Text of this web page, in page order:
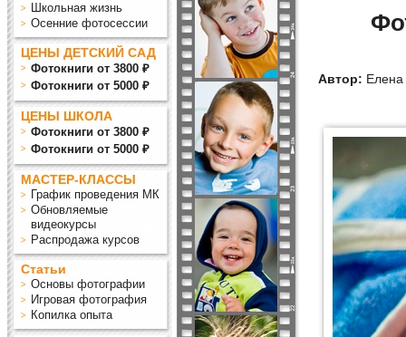
Школьная жизнь
Осенние фотосессии
ЦЕНЫ ДЕТСКИЙ САД
Фотокниги от 3800 ₽
Фотокниги от 5000 ₽
ЦЕНЫ ШКОЛА
Фотокниги от 3800 ₽
Фотокниги от 5000 ₽
МАСТЕР-КЛАССЫ
График проведения МК
Обновляемые
видеокурсы
Распродажа курсов
Статьи
Основы фотографии
Игровая фотография
Копилка опыта
Автор: Елена